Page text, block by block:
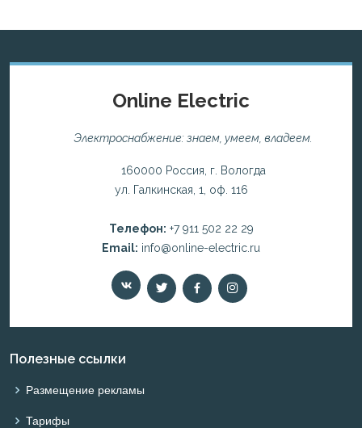
Online Electric
Электроснабжение: знаем, умеем, владеем.
160000 Россия, г. Вологда
ул. Галкинская, 1, оф. 116
Телефон: +7 911 502 22 29
Email: info@online-electric.ru
Полезные ссылки
Размещение рекламы
Тарифы